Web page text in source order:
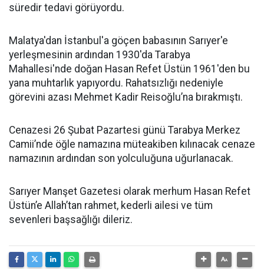
süredir tedavi görüyordu.
Malatya'dan İstanbul'a göçen babasının Sarıyer'e
yerleşmesinin ardından 1930'da Tarabya
Mahallesi'nde doğan Hasan Refet Üstün 1961'den bu
yana muhtarlık yapıyordu. Rahatsızlığı nedeniyle
görevini azası Mehmet Kadir Reisoğlu’na bırakmıştı.
Cenazesi 26 Şubat Pazartesi günü Tarabya Merkez
Camii’nde öğle namazına müteakiben kılınacak cenaze
namazının ardından son yolculuğuna uğurlanacak.
Sarıyer Manşet Gazetesi olarak merhum Hasan Refet
Üstün’e Allah’tan rahmet, kederli ailesi ve tüm
sevenleri başsağlığı dileriz.